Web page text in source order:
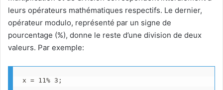
leurs opérateurs mathématiques respectifs. Le dernier,
opérateur modulo, représenté par un signe de
pourcentage (%), donne le reste d’une division de deux
valeurs. Par exemple:
x = 11% 3;